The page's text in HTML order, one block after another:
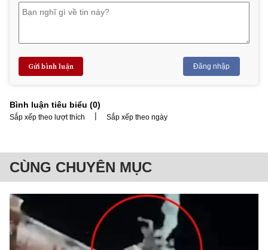
Gửi bình luận Đăng nhập
Bình luận tiêu biểu (0)
Sắp xếp theo lượt thích | Sắp xếp theo ngày
CÙNG CHUYÊN MỤC